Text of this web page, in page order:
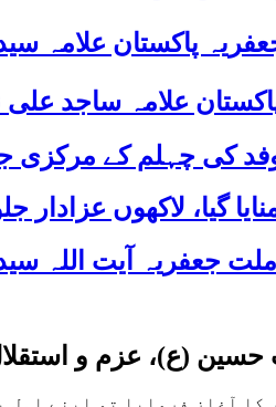
پاکستان علامہ
وفد کی چہلم کے
(ع)، عزم و
کا آغاز فرمایا تو اپنے اہل